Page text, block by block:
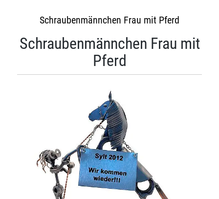
Schraubenmännchen Frau mit Pferd
Schraubenmännchen Frau mit
Pferd